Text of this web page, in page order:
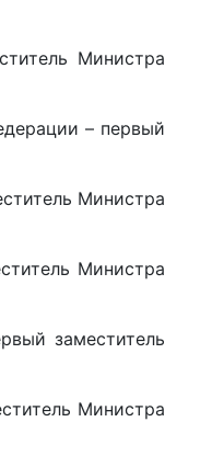
Министра
– первый
Министра
Министра
заместитель
Министра